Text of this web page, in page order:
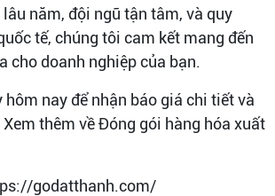
năm, đội ngũ tận tâm, và quy
tế, chúng tôi cam kết mang đến
cho doanh nghiệp của bạn.
hôm nay để nhận báo giá chi tiết và
thêm về Đóng gói hàng hóa xuất
godatthanh.com/